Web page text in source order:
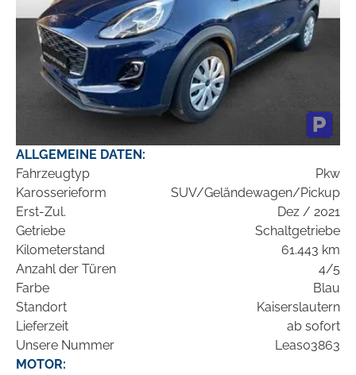
ALLGEMEINE DATEN:
Fahrzeugtyp
Pkw
Karosserieform
SUV/Geländewagen/Pickup
Erst-Zul.
Dez / 2021
Getriebe
Schaltgetriebe
Kilometerstand
61.443 km
Anzahl der Türen
4/5
Farbe
Blau
Standort
Kaiserslautern
Lieferzeit
ab sofort
Unsere Nummer
Leas03863
MOTOR: